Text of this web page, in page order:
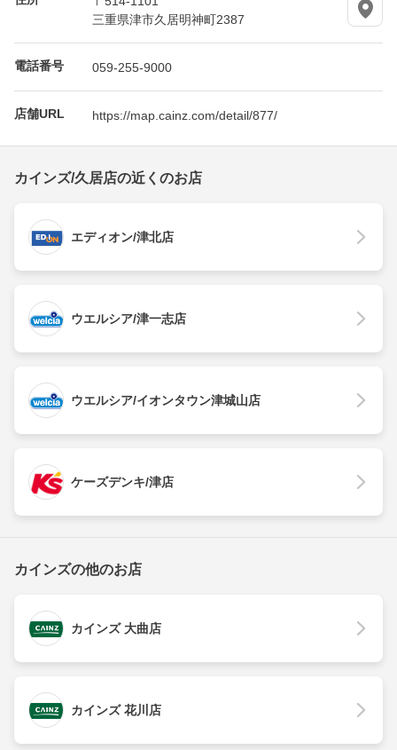
三重県津市久居明神町2387
電話番号 059-255-9000
店舗URL https://map.cainz.com/detail/877/
カインズ/久居店の近くのお店
エディオン/津北店
ウエルシア/津一志店
ウエルシア/イオンタウン津城山店
ケーズデンキ/津店
カインズの他のお店
カインズ 大曲店
カインズ 花川店